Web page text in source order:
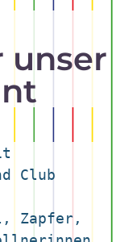
unser
Club
Zapfer,